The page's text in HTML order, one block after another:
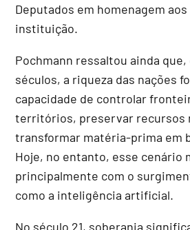
Deputados em homenagem aos
instituição.
Pochmann ressaltou ainda
séculos, a riqueza das nações
capacidade de controlar
territórios, preservar recursos
transformar matéria-prima em
Hoje, no entanto, esse cenário
principalmente com o
como a inteligência artificial.
No século 21, soberania